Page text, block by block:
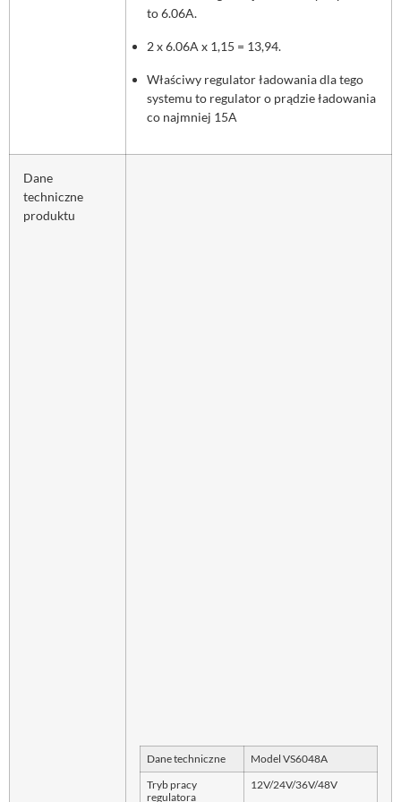
to 6.06A.
2 x 6.06A x 1,15 = 13,94.
Właściwy regulator ładowania dla tego
systemu to regulator o prądzie ładowania
co najmniej 15A
Dane
techniczne
produktu
Dane techniczne Model VS6048A
Tryb pracy
regulatora
12V/24V/36V/48V